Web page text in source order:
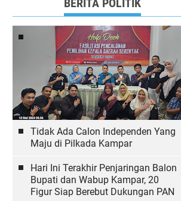
BERITA POLITIK
Tidak Ada Calon Independen Yang
Maju di Pilkada Kampar
Hari Ini Terakhir Penjaringan Balon
Bupati dan Wabup Kampar, 20
Figur Siap Berebut Dukungan PAN